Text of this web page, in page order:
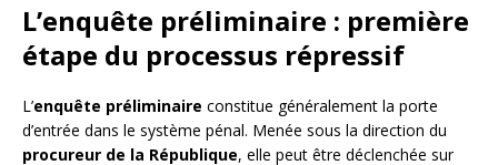
L’enquête préliminaire : première
étape du processus répressif
L’enquête préliminaire constitue généralement la porte
d’entrée dans le système pénal. Menée sous la direction du
procureur de la République, elle peut être déclenchée sur